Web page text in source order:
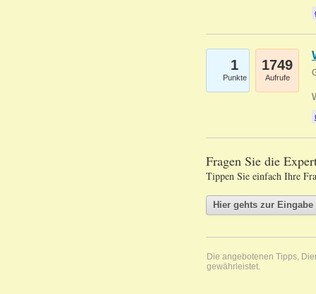
1
Punkte
1749
Aufrufe
Fragen Sie die
Tippen Sie einfach Ihre
Die angebotenen Tipps,
gewährleistet.